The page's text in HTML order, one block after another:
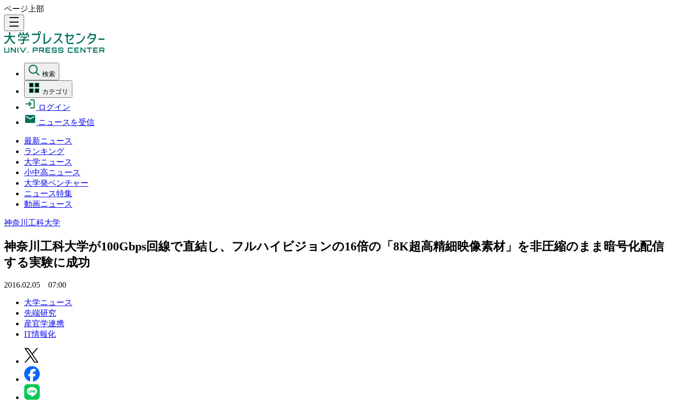
ページ上部
density_medium
検索
カテゴリ
ログイン
ニュースを受信
最新ニュース
ランキング
大学ニュース
小中高ニュース
大学発ベンチャー
ニュース特集
動画ニュース
神奈川工科大学
神奈川工科大学が100Gbps回線で直結し、フルハイビジョンの16倍の「8K超高精細映像素材」を非圧縮のまま暗号化配信
する実験に成功
2016.02.05 07:00
大学ニュース
先端研究
産官学連携
IT情報化